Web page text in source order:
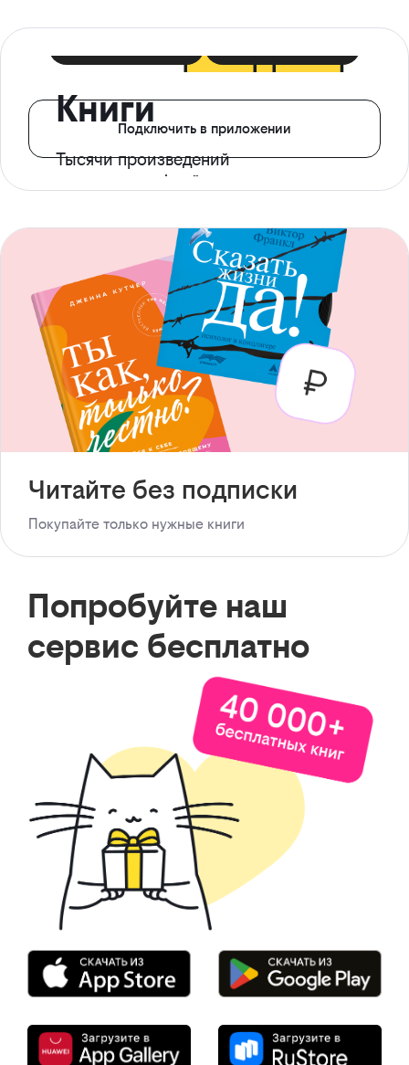
Книги
Тысячи произведений
с доступом офлайн
Подключить в приложении
Читайте без подписки
Покупайте только нужные книги
Попробуйте наш
сервис бесплатно